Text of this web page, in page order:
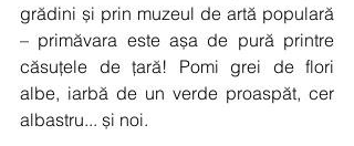
grădini și prin muzeul de artă populară
– primăvara este așa de pură printre
căsuțele de țară! Pomi grei de flori
albe, iarbă de un verde proaspăt, cer
albastru... și noi.